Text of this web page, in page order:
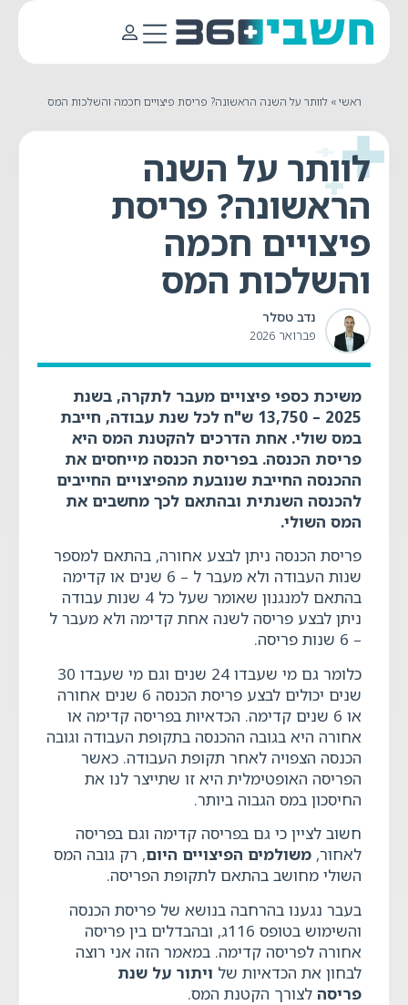
ראשי»לוותר על השנה הראשונה? פריסת פיצויים חכמה והשלכות המס
לוותר על השנה
הראשונה? פריסת
פיצויים חכמה
והשלכות המס
נדב טסלר
פברואר 2026
משיכת כספי פיצויים מעבר לתקרה, בשנת
2025 – 13,750 ש"ח לכל שנת עבודה, חייבת
במס שולי. אחת הדרכים להקטנת המס היא
פריסת הכנסה. בפריסת הכנסה מייחסים את
ההכנסה החייבת שנובעת מהפיצויים החייבים
להכנסה השנתית ובהתאם לכך מחשבים את
המס השולי.
פריסת הכנסה ניתן לבצע אחורה, בהתאם למספר
שנות העבודה ולא מעבר ל – 6 שנים או קדימה
בהתאם למנגנון שאומר שעל כל 4 שנות עבודה
ניתן לבצע פריסה לשנה אחת קדימה ולא מעבר ל
– 6 שנות פריסה.
כלומר גם מי שעבדו 24 שנים וגם מי שעבדו 30
שנים יכולים לבצע פריסת הכנסה 6 שנים אחורה
או 6 שנים קדימה. הכדאיות בפריסה קדימה או
אחורה היא בגובה ההכנסה בתקופת העבודה וגובה
הכנסה הצפויה לאחר תקופת העבודה. כאשר
הפריסה האופטימלית היא זו שתייצר לנו את
החיסכון במס הגבוה ביותר.
חשוב לציין כי גם בפריסה קדימה וגם בפריסה
לאחור, משולמים הפיצויים היום, רק גובה המס
השולי מחושב בהתאם לתקופת הפריסה.
בעבר נגענו בהרחבה בנושא של פריסת הכנסה
והשימוש בטופס 116ג, ובהבדלים בין פריסה
אחורה לפריסה קדימה. במאמר הזה אני רוצה
לבחון את הכדאיות של ויתור על שנת
פריסה לצורך הקטנת המס.